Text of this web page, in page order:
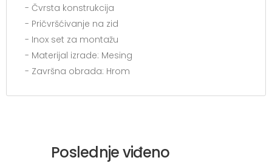
- Čvrsta konstrukcija
- Pričvršćivanje na zid
- Inox set za montažu
- Materijal izrade: Mesing
- Završna obrada: Hrom
Poslednje viđeno